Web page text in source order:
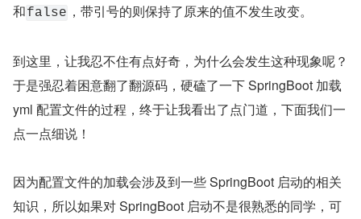
和false ，带引号的则保持了原来的值不发生改变。
到这里，让我忍不住有点好奇，为什么会发生这种现象呢？
于是强忍着困意翻了翻源码，硬磕了一下 SpringBoot 加载
yml 配置文件的过程，终于让我看出了点门道，下面我们一
点一点细说！
因为配置文件的加载会涉及到一些 SpringBoot 启动的相关
知识，所以如果对 SpringBoot 启动不是很熟悉的同学，可